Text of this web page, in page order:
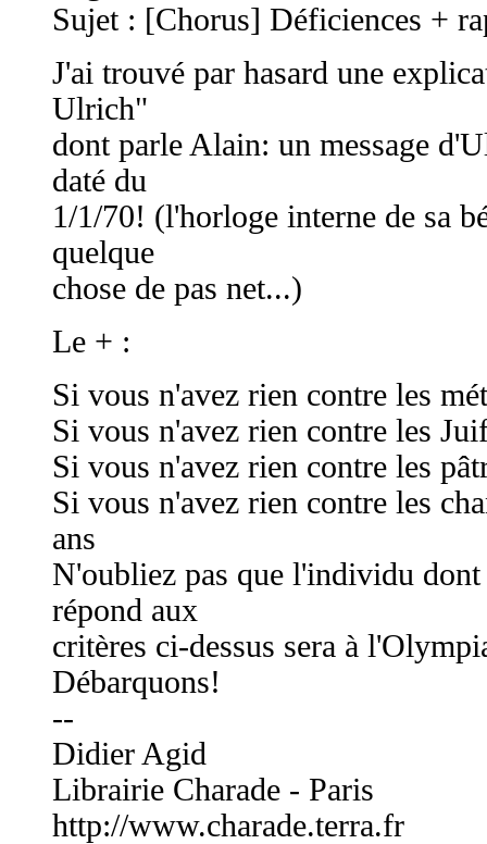
Sujet : [Chorus] Déficiences +
J'ai trouvé par hasard une
Ulrich"
dont parle Alain: un message
daté du
1/1/70! (l'horloge interne de sa
quelque
chose de pas net...)
Le + :
Si vous n'avez rien contre les
Si vous n'avez rien contre les
Si vous n'avez rien contre les
Si vous n'avez rien contre les
ans
N'oubliez pas que l'individu dont
répond aux
critères ci-dessus sera à
Débarquons!
--
Didier Agid
Librairie Charade - Paris
http://www.charade.terra.fr